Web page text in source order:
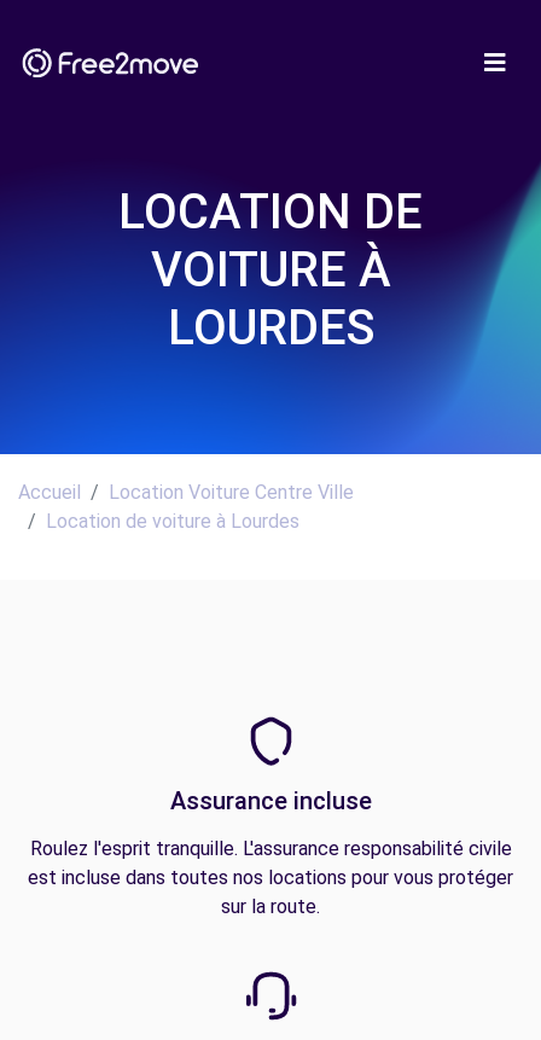
LOCATION DE
VOITURE À
LOURDES
Accueil
Location Voiture Centre Ville
Location de voiture à Lourdes
Assurance incluse
Roulez l'esprit tranquille. L'assurance responsabilité civile
est incluse dans toutes nos locations pour vous protéger
sur la route.